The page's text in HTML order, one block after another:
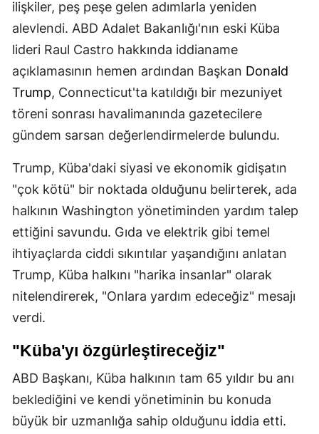
ilişkiler, peş peşe gelen adımlarla yeniden
alevlendi. ABD Adalet Bakanlığı'nın eski Küba
lideri Raul Castro hakkında iddianame
açıklamasının hemen ardından Başkan Donald
Trump, Connecticut'ta katıldığı bir mezuniyet
töreni sonrası havalimanında gazetecilere
gündem sarsan değerlendirmelerde bulundu.
Trump, Küba'daki siyasi ve ekonomik gidişatın
"çok kötü" bir noktada olduğunu belirterek, ada
halkının Washington yönetiminden yardım talep
ettiğini savundu. Gıda ve elektrik gibi temel
ihtiyaçlarda ciddi sıkıntılar yaşandığını anlatan
Trump, Küba halkını "harika insanlar" olarak
nitelendirerek, "Onlara yardım edeceğiz" mesajı
verdi.
"Küba'yı özgürleştireceğiz"
ABD Başkanı, Küba halkının tam 65 yıldır bu anı
beklediğini ve kendi yönetiminin bu konuda
büyük bir uzmanlığa sahip olduğunu iddia etti.